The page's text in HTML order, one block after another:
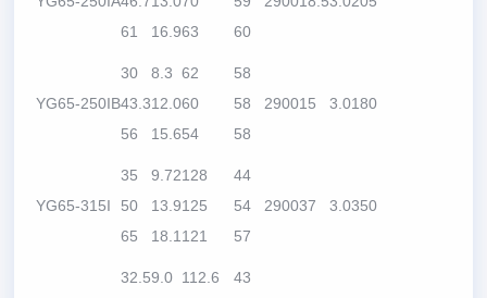
61
16.963
60
YG65-250IB
30
43.3
56
8.3
12.0
15.6
62
60
54
58
58
58
290015 3.0180
YG65-315I
35
50
65
9.72
13.9
18.1
128
125
121
44
54
57
290037 3.0350
32.59.0 112.6
43